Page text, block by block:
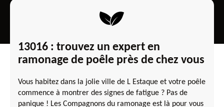
13016 : trouvez un expert en
ramonage de poêle près de chez vous
Vous habitez dans la jolie ville de L Estaque et votre poêle
commence à montrer des signes de fatigue ? Pas de
panique ! Les Compagnons du ramonage est là pour vous